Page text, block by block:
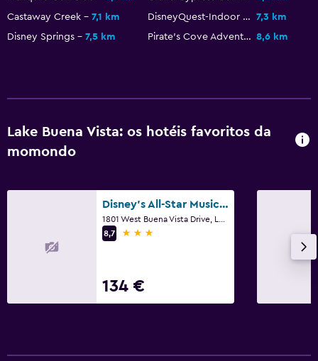
Área de trabalho
Secretária
Ginásio
Castaway Creek
7,1 km DisneyQuest-Indoor Interactive Theme Park
7,3 km
Disney Springs
7,5 km Pirate's Cove Adventure Golf 8,6 km
Lake Buena Vista: os hotéis favoritos da
momondo
Disney's All-Star Music Resort
8,7
3 estrelas
134 €